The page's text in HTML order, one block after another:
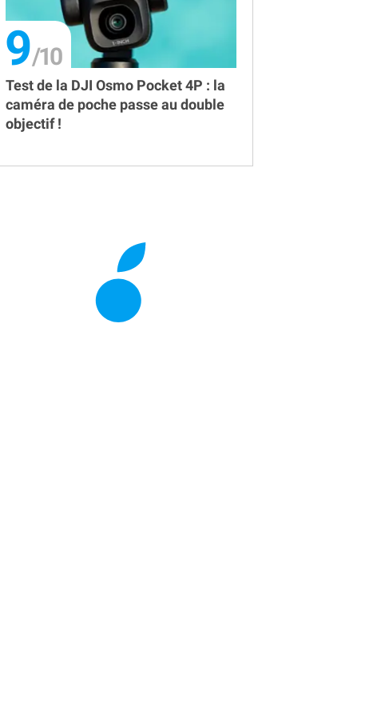
9
Test de la DJI Osmo Pocket 4P : la
caméra de poche passe au double
objectif !